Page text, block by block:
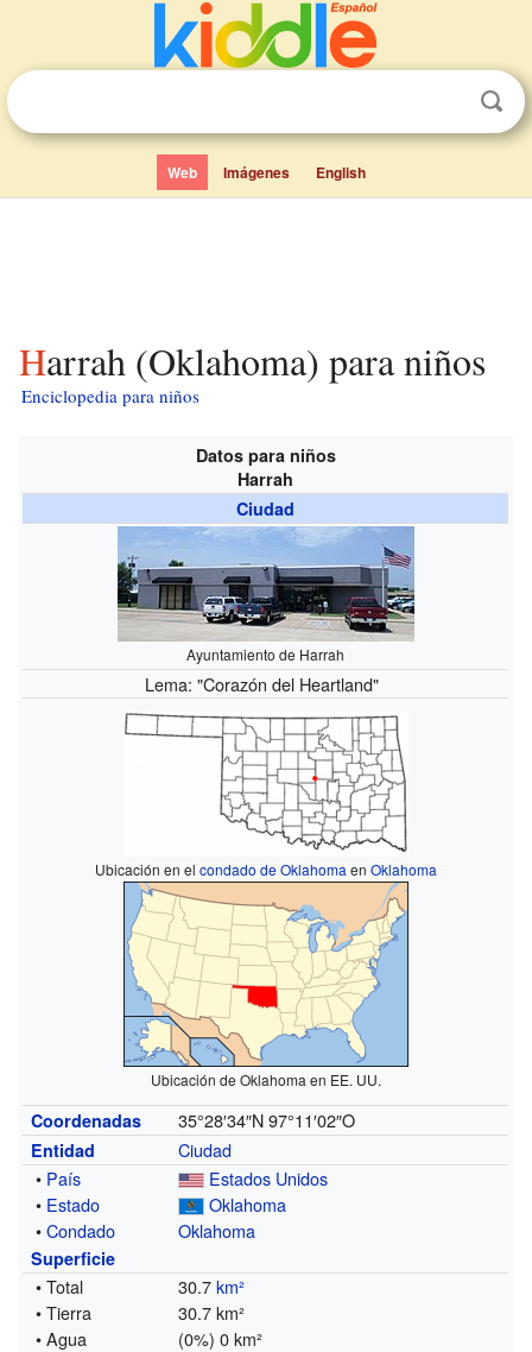
Web Imágenes English
Harrah (Oklahoma) para niños
Enciclopedia para niños
Datos para niños
Harrah
Ciudad
Ayuntamiento de Harrah
Lema: "Corazón del Heartland"
Ubicación en el condado de Oklahoma en Oklahoma
Ubicación de Oklahoma en EE. UU.
Coordenadas 35°28′34″N 97°11′02″O
Entidad
Ciudad
• País
Estados Unidos
• Estado
Oklahoma
•Condado Oklahoma
Superficie
• Total 30.7km²
• Tierra
30.7 km²
• Agua
(0%) 0 km²